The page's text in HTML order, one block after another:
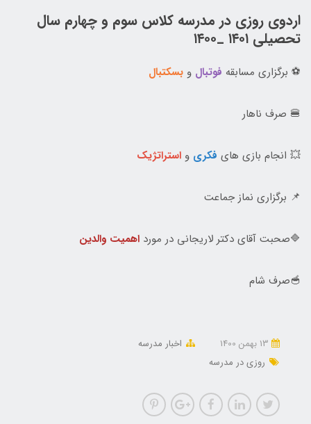
اردوی روزی در مدرسه کلاس سوم و چهارم سال
تحصیلی ۱۴۰۱ _۱۴۰۰
⚽ برگزاری مسابقه فوتبال و بسکتبال
🍔 صرف ناهار
💥 انجام بازی های فکری و استراتژیک
📌 برگزاری نماز جماعت
🔷صحبت آقای دکتر لاریجانی در مورد اهمیت والدین
🥣صرف شام
اخبار مدرسه
روزی در مدرسه